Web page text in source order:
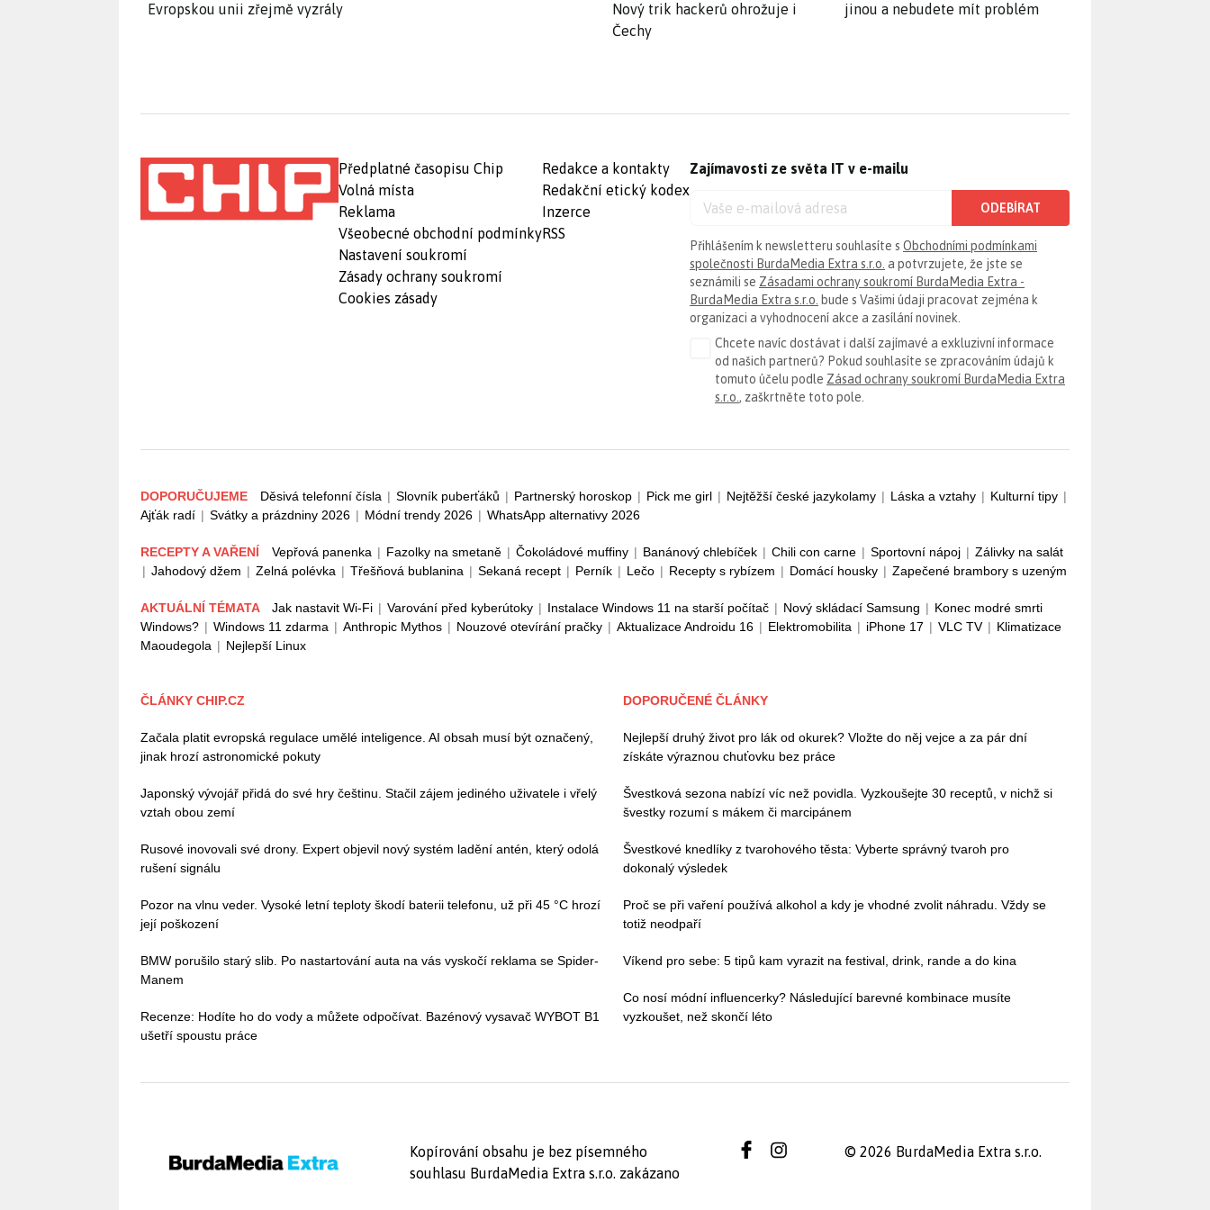
Evropskou unii zřejmě vyzrály
Nový trik hackerů ohrožuje i
Čechy
jinou a nebudete mít problém
Předplatné časopisu Chip
Volná místa
Reklama
Všeobecné obchodní podmínky
Nastavení soukromí
Zásady ochrany soukromí
Cookies zásady
Redakce a kontakty
Redakční etický kodex
Inzerce
RSS
Zajímavosti ze světa IT v e-mailu
ODEBÍRAT
Přihlášením k newsletteru souhlasíte s Obchodními podmínkami
společnosti BurdaMedia Extra s.r.o. a potvrzujete, že jste se
seznámili se Zásadami ochrany soukromí BurdaMedia Extra -
BurdaMedia Extra s.r.o. bude s Vašimi údaji pracovat zejména k
organizaci a vyhodnocení akce a zasílání novinek.
Chcete navíc dostávat i další zajímavé a exkluzivní informace
od našich partnerů? Pokud souhlasíte se zpracováním údajů k
tomuto účelu podle Zásad ochrany soukromí BurdaMedia Extra
s.r.o. , zaškrtněte toto pole.
DOPORUČUJEME Děsivá telefonní čísla | Slovník puberťáků | Partnerský horoskop | Pick me girl | Nejtěžší české jazykolamy | Láska a vztahy | Kulturní tipy |
Ajťák radí | Svátky a prázdniny 2026 | Módní trendy 2026 | WhatsApp alternativy 2026
RECEPTY A VAŘENÍ Vepřová panenka | Fazolky na smetaně | Čokoládové muffiny | Banánový chlebíček | Chili con carne | Sportovní nápoj | Zálivky na salát
| Jahodový džem | Zelná polévka | Třešňová bublanina | Sekaná recept | Perník | Lečo | Recepty s rybízem | Domácí housky | Zapečené brambory s uzeným
AKTUÁLNÍ TÉMATA Jak nastavit Wi-Fi | Varování před kyberútoky | Instalace Windows 11 na starší počítač | Nový skládací Samsung | Konec modré smrti
Windows? | Windows 11 zdarma | Anthropic Mythos | Nouzové otevírání pračky | Aktualizace Androidu 16 | Elektromobilita | iPhone 17 | VLC TV | Klimatizace
Maoudegola | Nejlepší Linux
ČLÁNKY CHIP.CZ
Začala platit evropská regulace umělé inteligence. AI obsah musí být označený,
jinak hrozí astronomické pokuty
Japonský vývojář přidá do své hry češtinu. Stačil zájem jediného uživatele i vřelý
vztah obou zemí
Rusové inovovali své drony. Expert objevil nový systém ladění antén, který odolá
rušení signálu
Pozor na vlnu veder. Vysoké letní teploty škodí baterii telefonu, už při 45 °C hrozí
její poškození
BMW porušilo starý slib. Po nastartování auta na vás vyskočí reklama se Spider-
Manem
Recenze: Hodíte ho do vody a můžete odpočívat. Bazénový vysavač WYBOT B1
ušetří spoustu práce
DOPORUČENÉ ČLÁNKY
Nejlepší druhý život pro lák od okurek? Vložte do něj vejce a za pár dní
získáte výraznou chuťovku bez práce
Švestková sezona nabízí víc než povidla. Vyzkoušejte 30 receptů, v nichž si
švestky rozumí s mákem či marcipánem
Švestkové knedlíky z tvarohového těsta: Vyberte správný tvaroh pro
dokonalý výsledek
Proč se při vaření používá alkohol a kdy je vhodné zvolit náhradu. Vždy se
totiž neodpaří
Víkend pro sebe: 5 tipů kam vyrazit na festival, drink, rande a do kina
Co nosí módní influencerky? Následující barevné kombinace musíte
vyzkoušet, než skončí léto
Kopírování obsahu je bez písemného
souhlasu BurdaMedia Extra s.r.o. zakázano
© 2026 BurdaMedia Extra s.r.o.